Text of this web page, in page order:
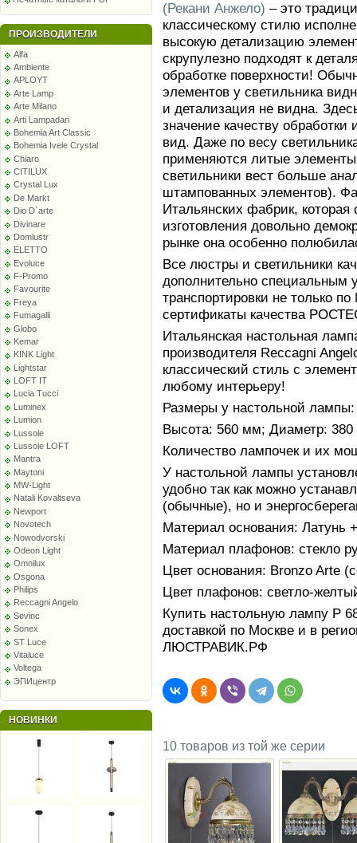
ПРОИЗВОДИТЕЛИ
Alfa
Ambiente
APLOYT
Arte Lamp
Arte Milano
Arti Lampadari
Bohemia Art Classic
Bohemia Ivele Crystal
Chiaro
CITILUX
Crystal Lux
De Markt
Dio D`arte
Divinare
Domlustr
ELETTO
Evoluce
F-Promo
Favourite
Freya
Fumagalli
Globo
Kemar
KINK Light
Lightstar
LOFT IT
Lucia Tucci
Luminex
Lumion
Lussole
Lussole LOFT
Mantra
Maytoni
MW-Light
Natali Kovaltseva
Newport
Novotech
Nowodvorski
Odeon Light
Omnilux
Osgona
Philips
Reccagni Angelo
Sevinc
Sonex
ST Luce
Vitaluce
Voltega
ЭПИцентр
НОВИНКИ
(Рекани Анжело) – это
классическому стилю
высокую детализацию
скрупулезно подходят к
обработке поверхности!
элементов у светильника
и детализация не видна.
значение качеству
вид. Даже по весу
применяются литые
светильники вест больше
штампованных элементов).
Итальянских фабрик,
изготовления довольно
рынке она особенно
Все люстры и светильники
дополнительно специальным
транспортировки не только
сертификаты качества
Итальянская настольная
производителя Reccagni
классический стиль с
любому интерьеру!
Размеры у настольной лампы:
Высота: 560 мм; Диаметр:
Количество лампочек и их
У настольной лампы
удобно так как можно
(обычные), но и
Материал основания: Латунь
Материал плафонов: стекло
Цвет основания: Bronzo Arte
Цвет плафонов: светло-
Купить настольную лампу P
доставкой по Москве и в
ЛЮСТРАВИК.РФ
10 товаров из той же серии